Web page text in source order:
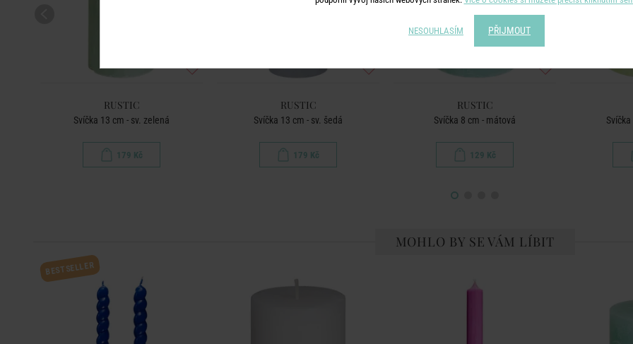
RUSTIC
Svíčka 13 cm - sv. zelená
179 Kč
RUSTIC
Svíčka 13 cm - sv. šedá
179 Kč
RUSTIC
Svíčka 8 cm - mátová
129 Kč
MOHLO BY SE VÁM LÍBIT
BESTSELLER
NESOUHLASÍM PŘIJMOUT